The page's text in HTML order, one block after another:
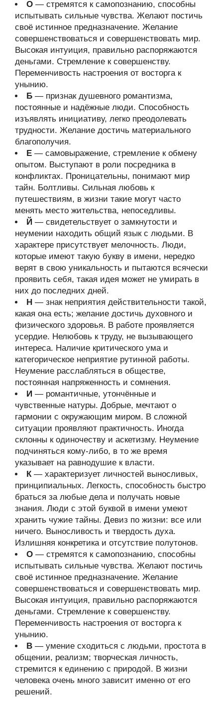
О — стремятся к самопознанию, способны
испытывать сильные чувства. Желают постичь
своё истинное предназначение. Желание
совершенствоваться и совершенствовать мир.
Высокая интуиция, правильно распоряжаются
деньгами. Стремление к совершенству.
Переменчивость настроения от восторга к
унынию.
Б — признак душевного романтизма,
постоянные и надёжные люди. Способность
изъявлять инициативу, легко преодолевать
трудности. Желание достичь материального
благополучия.
Е — самовыражение, стремление к обмену
опытом. Выступают в роли посредника в
конфликтах. Проницательны, понимают мир
тайн. Болтливы. Сильная любовь к
путешествиям, в жизни такие могут часто
менять место жительства, непоседливы.
Й — свидетельствует о замкнутости и
неумении находить общий язык с людьми. В
характере присутствует мелочность. Люди,
которые имеют такую букву в имени, нередко
верят в свою уникальность и пытаются всячески
проявить себя, такая идея может не умирать в
них до последних дней.
Н — знак неприятия действительности такой,
какая она есть; желание достичь духовного и
физического здоровья. В работе проявляется
усердие. Нелюбовь к труду, не вызывающего
интереса. Наличие критического ума и
категорическое неприятие рутинной работы.
Неумение расслабляться в обществе,
постоянная напряженность и сомнения.
И — романтичные, утончённые и
чувственные натуры. Добрые, мечтают о
гармонии с окружающим миром. В сложной
ситуации проявляют практичность. Иногда
склонны к одиночеству и аскетизму. Неумение
подчиняться кому-либо, в то же время
указывает на равнодушие к власти.
К— характеризует личностей выносливых,
принципиальных. Легкость, способность быстро
браться за любые дела и получать новые
знания. Люди с этой буквой в имени умеют
хранить чужие тайны. Девиз по жизни: все или
ничего. Выносливость и твердость духа.
Излишняя конкретика и отсутствие полутонов.
О — стремятся к самопознанию, способны
испытывать сильные чувства. Желают постичь
своё истинное предназначение. Желание
совершенствоваться и совершенствовать мир.
Высокая интуиция, правильно распоряжаются
деньгами. Стремление к совершенству.
Переменчивость настроения от восторга к
унынию.
В — умение сходиться с людьми, простота в
общении, реализм; творческая личность,
стремится к единению с природой. В жизни
человека очень много зависит именно от его
решений.